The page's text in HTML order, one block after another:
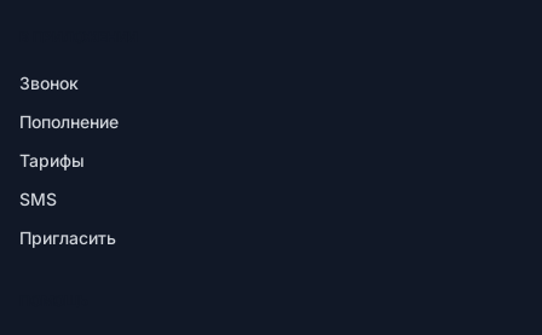
Звонок
Пополнение
Тарифы
SMS
Пригласить